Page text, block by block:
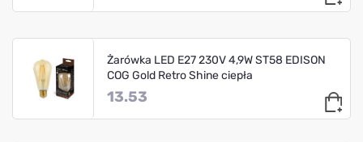
Żarówka LED E27 230V 4,9W ST58 EDISON
COG Gold Retro Shine ciepła
13.53